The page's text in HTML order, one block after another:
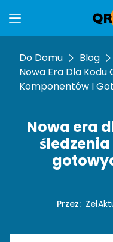
Do Domu
Blog
Nowa Era Dla Kodu
Komponentów I
Nowa era
Przez: Zel